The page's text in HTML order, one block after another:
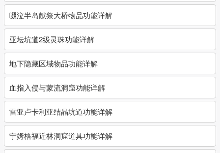
啜泣半岛献祭大桥物品功能详解
亚坛坑道2级灵珠功能详解
地下隐藏区域物品功能详解
血指入侵与蒙流洞窟功能详解
雷亚卢卡利亚结晶坑道功能详解
宁姆格福近林洞窟道具功能详解